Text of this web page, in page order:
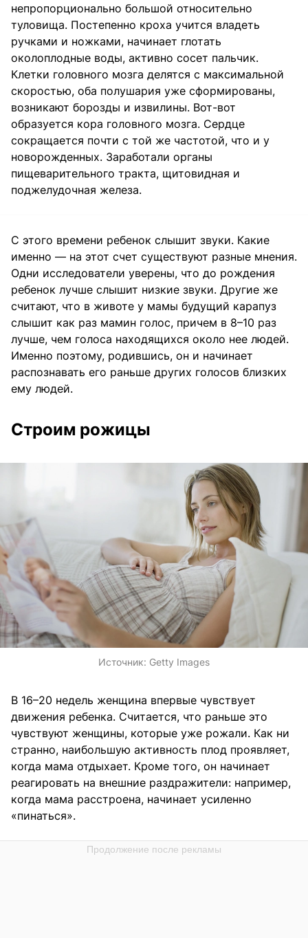
непропорционально большой относительно
туловища. Постепенно кроха учится владеть
ручками и ножками, начинает глотать
околоплодные воды, активно сосет пальчик.
Клетки головного мозга делятся с максимальной
скоростью, оба полушария уже сформированы,
возникают борозды и извилины. Вот-вот
образуется кора головного мозга. Сердце
сокращается почти с той же частотой, что и у
новорожденных. Заработали органы
пищеварительного тракта, щитовидная и
поджелудочная железа.
С этого времени ребенок слышит звуки. Какие
именно — на этот счет существуют разные мнения.
Одни исследователи уверены, что до рождения
ребенок лучше слышит низкие звуки. Другие же
считают, что в животе у мамы будущий карапуз
слышит как раз мамин голос, причем в 8–10 раз
лучше, чем голоса находящихся около нее людей.
Именно поэтому, родившись, он и начинает
распознавать его раньше других голосов близких
ему людей.
Строим рожицы
Источник: Getty Images
В 16–20 недель женщина впервые чувствует
движения ребенка. Считается, что раньше это
чувствуют женщины, которые уже рожали. Как ни
странно, наибольшую активность плод проявляет,
когда мама отдыхает. Кроме того, он начинает
реагировать на внешние раздражители: например,
когда мама расстроена, начинает усиленно
«пинаться».